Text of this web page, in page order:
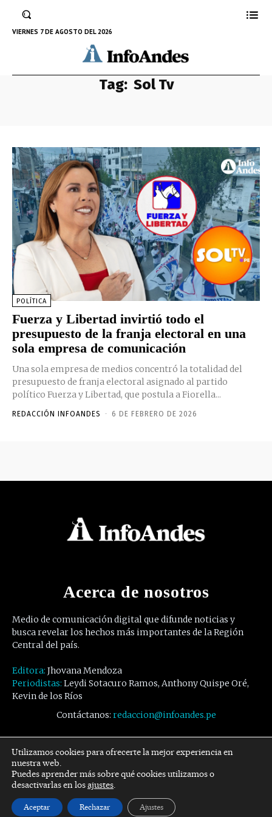
VIERNES 7 DE AGOSTO DEL 2026
Tag: Sol Tv
POLÍTICA
Fuerza y Libertad invirtió todo el
presupuesto de la franja electoral en una
sola empresa de comunicación
Una sola empresa de medios concentró la totalidad del
presupuesto de franja electoral asignado al partido
político Fuerza y Libertad, que postula a Fiorella...
REDACCIÓN INFOANDES - 6 DE FEBRERO DE 2026
Acerca de nosotros
Medio de comunicación digital que difunde noticias y
busca revelar los hechos más importantes de la Región
Central del país.
Editora: Jhovana Mendoza
Periodistas: Leydi Sotacuro Ramos, Anthony Quispe Oré,
Kevin de los Ríos
Contáctanos: redaccion@infoandes.pe
Síguenos
Facebook Twitter Youtube
Utilizamos cookies para ofrecerte la mejor experiencia en
nuestra web.
Puedes aprender más sobre qué cookies utilizamos o
desactivarlas en losajustes.
Aceptar Rechazar Ajustes